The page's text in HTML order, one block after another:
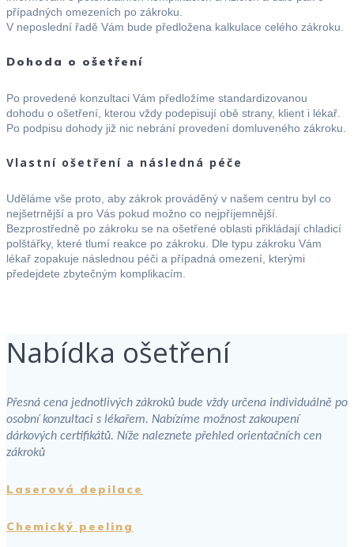
případných omezeních po zákroku.
V neposlední řadě Vám bude předložena kalkulace celého zákroku.
Dohoda o ošetření
Po provedené konzultaci Vám předložíme standardizovanou
dohodu o ošetření, kterou vždy podepisují obě strany, klient i lékař.
Po podpisu dohody již nic nebrání provedení domluveného zákroku.
Vlastní ošetření a následná péče
Uděláme vše proto, aby zákrok prováděný v našem centru byl co
nejšetrnější a pro Vás pokud možno co nejpříjemnější.
Bezprostředně po zákroku se na ošetřené oblasti přikládají chladicí
polštářky, které tlumí reakce po zákroku. Dle typu zákroku Vám
lékař zopakuje následnou péči a případná omezení, kterými
předejdete zbytečným komplikacím.
Nabídka ošetření
Přesná cena jednotlivých zákroků bude vždy určena individuálně po
osobní konzultaci s lékařem. Nabízíme možnost zakoupení
dárkových certifikátů. Níže naleznete přehled orientačních cen
zákroků
Laserová depilace
Chemický peeling